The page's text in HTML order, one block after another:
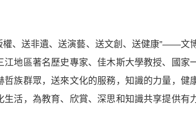
、送非遺、送演藝、送文創、送健康”——文
地區著名歷史專家、佳木斯大學教授、國家
族群眾，送來文化的服務，知識的力量，健
活，為教育、欣賞、深思和知識共享提供有